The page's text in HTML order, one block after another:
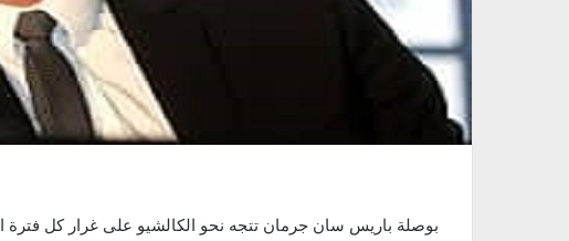
بوصلة باريس سان جرمان تتجه نحو الكالشيو على غرار كل فترة